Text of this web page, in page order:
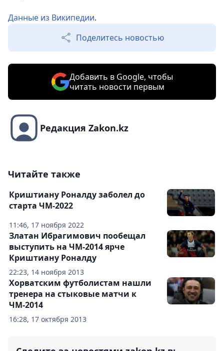
Данные из Википедии.
Поделитесь новостью
Добавить в Google, чтобы
читать новости первым
Редакция Zakon.kz
Читайте также
11:46, 17 ноября 2022
Криштиану Роналду заболел до
старта ЧМ-2022
22:23, 14 ноября 2013
Златан Ибрагимович пообещал
выступить на ЧМ-2014 ярче
Криштиану Роналду
16:28, 17 октября 2013
Хорватским футболистам нашли
тренера на стыковые матчи к
ЧМ-2014